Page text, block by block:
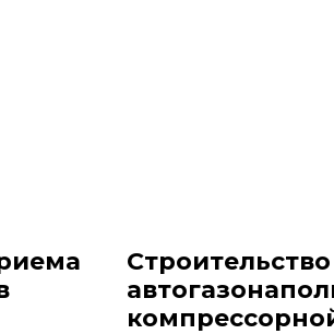
Строительство